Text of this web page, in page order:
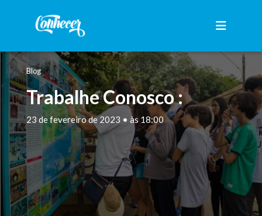
Blog
Trabalhe Conosco :
23 de fevereiro de 2023 • às 18:00